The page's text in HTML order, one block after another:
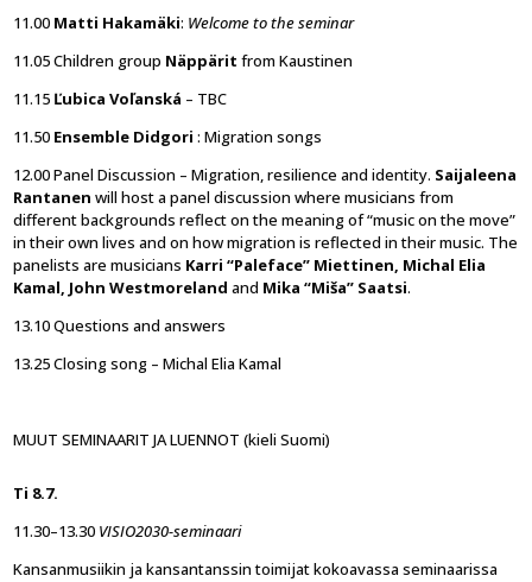
11.00 Matti Hakamäki: Welcome to the seminar
11.05 Children group Näppäritfrom Kaustinen
11.15 Ľubica Voľanská – TBC
11.50 Ensemble Didgori : Migration songs
12.00 Panel Discussion – Migration, resilience and identity. Saijaleena
Rantanenwill host a panel discussion where musicians from
different backgrounds reflect on the meaning of “music on the move”
in their own lives and on how migration is reflected in their music. The
panelists are musicians Karri “Paleface” Miettinen, Michal Elia
Kamal, John Westmorelandand Mika “Miša” Saatsi.
13.10 Questions and answers
13.25 Closing song – Michal Elia Kamal
MUUT SEMINAARIT JA LUENNOT (kieli Suomi)
Ti 8.7.
11.30–13.30 VISIO2030-seminaari
Kansanmusiikin ja kansantanssin toimijat kokoavassa seminaarissa